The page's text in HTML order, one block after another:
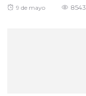
Posted
9 de mayo 8543